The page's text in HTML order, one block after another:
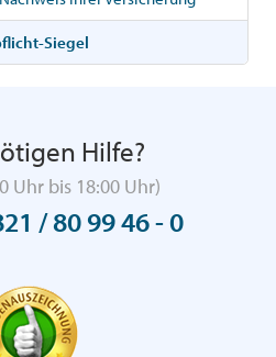
Siegel
Hilfe?
Uhr bis 18:00 Uhr)
/ 80 99 46 - 0